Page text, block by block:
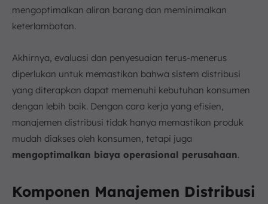
mengoptimalkan aliran barang dan meminimalkan
keterlambatan.
Akhirnya, evaluasi dan penyesuaian terus-menerus
diperlukan untuk memastikan bahwa sistem distribusi
yang diterapkan dapat memenuhi kebutuhan konsumen
dengan lebih baik. Dengan cara kerja yang efisien,
manajemen distribusi tidak hanya memastikan produk
mudah diakses oleh konsumen, tetapi juga
mengoptimalkan biaya operasional perusahaan.
Komponen Manajemen Distribusi